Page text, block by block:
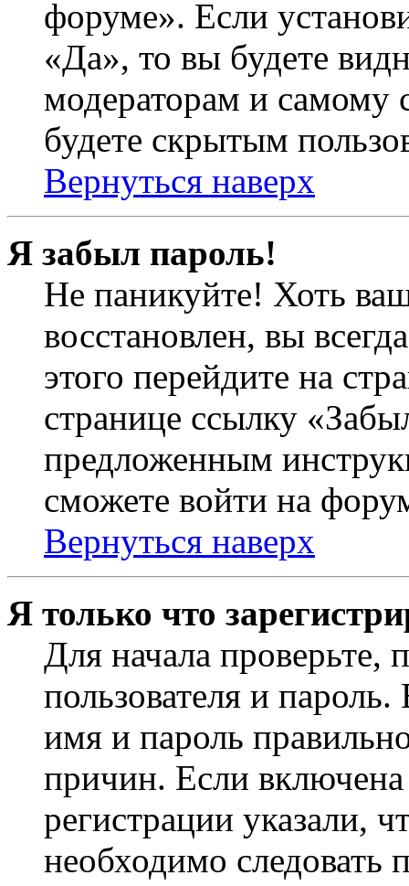
форуме». Если
«Да», то вы будете
модераторам и самому
будете скрытым
Вернуться наверх
Я забыл пароль!
Не паникуйте! Хоть
восстановлен, вы
этого перейдите на
странице ссылку
предложенным
сможете войти на
Вернуться наверх
Я только что
Для начала проверьте,
пользователя и
имя и пароль
причин. Если
регистрации указали,
необходимо